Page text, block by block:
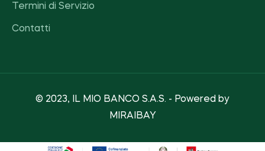
Termini di Servizio
Contatti
© 2023, IL MIO BANCO S.A.S. - Powered by
MIRAIBAY